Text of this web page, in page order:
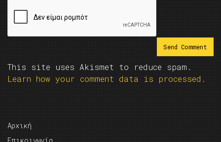
This site uses Akismet to reduce spam.
Learn how your comment data is processed.
Αρχική